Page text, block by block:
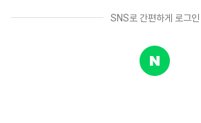
SNS로 간편하게 로그인